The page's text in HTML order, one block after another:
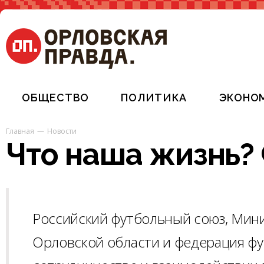
ОБЩЕСТВО ПОЛИТИКА
Главная Новости
Что наша
Российский футбольный союз,
Орловской области и федерация